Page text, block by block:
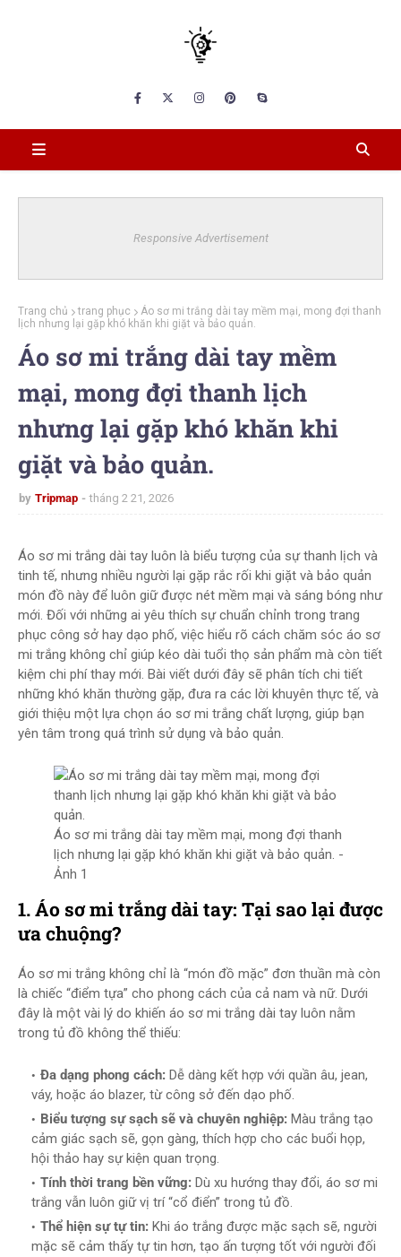
Responsive Advertisement
Trang chủ trang phục
Áo sơ mi trắng dài tay mềm mại, mong đợi thanh
lịch nhưng lại gặp khó khăn khi giặt và bảo quản.
Áo sơ mi trắng dài tay mềm
mại, mong đợi thanh lịch
nhưng lại gặp khó khăn khi
giặt và bảo quản.
by Tripmap tháng 2 21, 2026
Áo sơ mi trắng dài tay luôn là biểu tượng của sự thanh lịch và
tinh tế, nhưng nhiều người lại gặp rắc rối khi giặt và bảo quản
món đồ này để luôn giữ được nét mềm mại và sáng bóng như
mới. Đối với những ai yêu thích sự chuẩn chỉnh trong trang
phục công sở hay dạo phố, việc hiểu rõ cách chăm sóc áo sơ
mi trắng không chỉ giúp kéo dài tuổi thọ sản phẩm mà còn tiết
kiệm chi phí thay mới. Bài viết dưới đây sẽ phân tích chi tiết
những khó khăn thường gặp, đưa ra các lời khuyên thực tế, và
giới thiệu một lựa chọn áo sơ mi trắng chất lượng, giúp bạn
yên tâm trong quá trình sử dụng và bảo quản.
Áo sơ mi trắng dài tay mềm mại, mong đợi thanh
lịch nhưng lại gặp khó khăn khi giặt và bảo quản. -
Ảnh 1
1. Áo sơ mi trắng dài tay: Tại sao lại được
ưa chuộng?
Áo sơ mi trắng không chỉ là “món đồ mặc” đơn thuần mà còn
là chiếc “điểm tựa” cho phong cách của cả nam và nữ. Dưới
đây là một vài lý do khiến áo sơ mi trắng dài tay luôn nằm
trong tủ đồ không thể thiếu:
Đa dạng phong cách: Dễ dàng kết hợp với quần âu, jean,
váy, hoặc áo blazer, từ công sở đến dạo phố.
Biểu tượng sự sạch sẽ và chuyên nghiệp: Màu trắng tạo
cảm giác sạch sẽ, gọn gàng, thích hợp cho các buổi họp,
hội thảo hay sự kiện quan trọng.
Tính thời trang bền vững: Dù xu hướng thay đổi, áo sơ mi
trắng vẫn luôn giữ vị trí “cổ điển” trong tủ đồ.
Thể hiện sự tự tin: Khi áo trắng được mặc sạch sẽ, người
mặc sẽ cảm thấy tự tin hơn, tạo ấn tượng tốt với người đối